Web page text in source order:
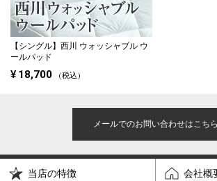
【シングル】 西川 ウォッシャブル ウ
ールパッド
¥ 18,700 税込
メールでのお問い合わせはこちら
当店の特徴 会社概